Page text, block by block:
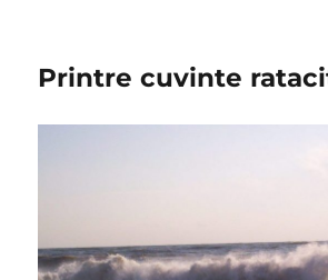
Printre cuvinte